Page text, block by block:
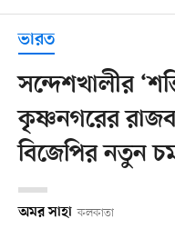
ভারত
সন্দেশখালীর
কৃষ্ণনগরের
বিজেপির নতুন
অমর সাহা কলকাতা